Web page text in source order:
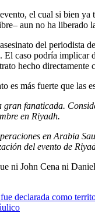
el cual si bien
aun no ha liberado
del
caso podría
hecho directamente
es más fuerte que
fanaticada.
en Riyadh.
en Arabia
del evento de
ni John Cena ni
declarada como